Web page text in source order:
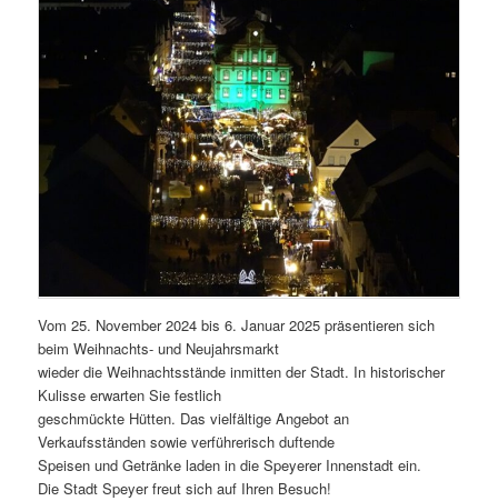
Vom 25. November 2024 bis 6. Januar 2025 präsentieren sich
beim Weihnachts- und Neujahrsmarkt
wieder die Weihnachtsstände inmitten der Stadt. In historischer
Kulisse erwarten Sie festlich
geschmückte Hütten. Das vielfältige Angebot an
Verkaufsständen sowie verführerisch duftende
Speisen und Getränke laden in die Speyerer Innenstadt ein.
Die Stadt Speyer freut sich auf Ihren Besuch!